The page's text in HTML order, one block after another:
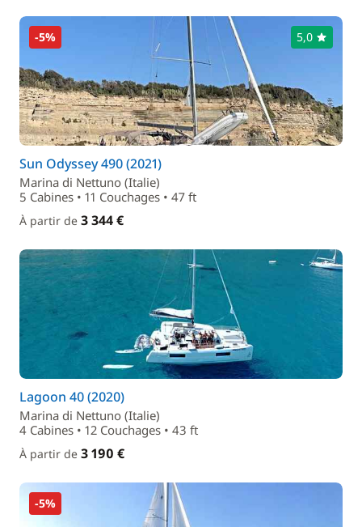
-5% 5,0
Sun Odyssey 490 (2021)
Marina di Nettuno (Italie)
5 Cabines • 11 Couchages • 47 ft
À partir de 3 344 €
Lagoon 40 (2020)
Marina di Nettuno (Italie)
4 Cabines • 12 Couchages • 43 ft
À partir de 3 190 €
-5%